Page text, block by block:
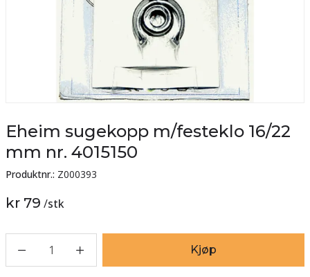
Eheim sugekopp m/festeklo 16/22
mm nr. 4015150
Produktnr.: Z000393
kr 79 /stk
1 Kjøp